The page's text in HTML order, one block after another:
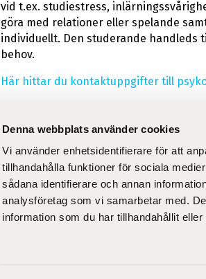
Denna webbplats använder cookies
Vi använder enhetsidentifierare för att
tillhandahålla funktioner för sociala
sådana identifierare och annan
analysföretag som vi samarbetar med.
information som du har tillhandahållit
vid t.ex. studiestress,
göra med relationer eller spelande
individuellt. Den studerande
behov.
Här hittar du kontaktuppgifter till
Aktuellt
Utbildning
Blogg
Digitala verktyg